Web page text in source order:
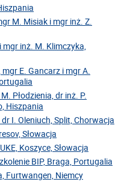
M. Misiak i mgr inż. Z.
inż. M. Klimczyka,
E. Gancarz i mgr A.
Płodzienia, dr inż. P.
Hiszpania
I. Oleniuch, Split, Chorwacja
Słowacja
Koszyce, Słowacja
BIP, Braga, Portugalia
Furtwangen, Niemcy